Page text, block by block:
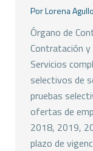
PorLorena Agullo
Órgano de
Contratación
Servicios
selectivos de
pruebas
ofertas de
2018, 2019,
plazo de